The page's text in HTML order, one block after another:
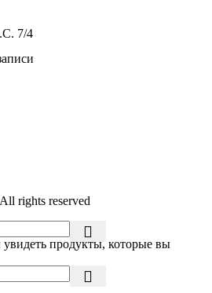
7/4
rights reserved
увидеть продукты, которые вы